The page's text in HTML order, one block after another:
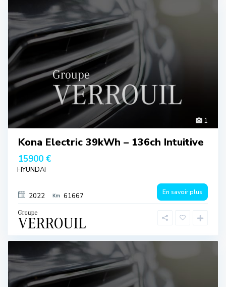
1
Kona Electric 39kWh – 136ch Intuitive
15900 €
HYUNDAI
2022 61667 En savoir plus